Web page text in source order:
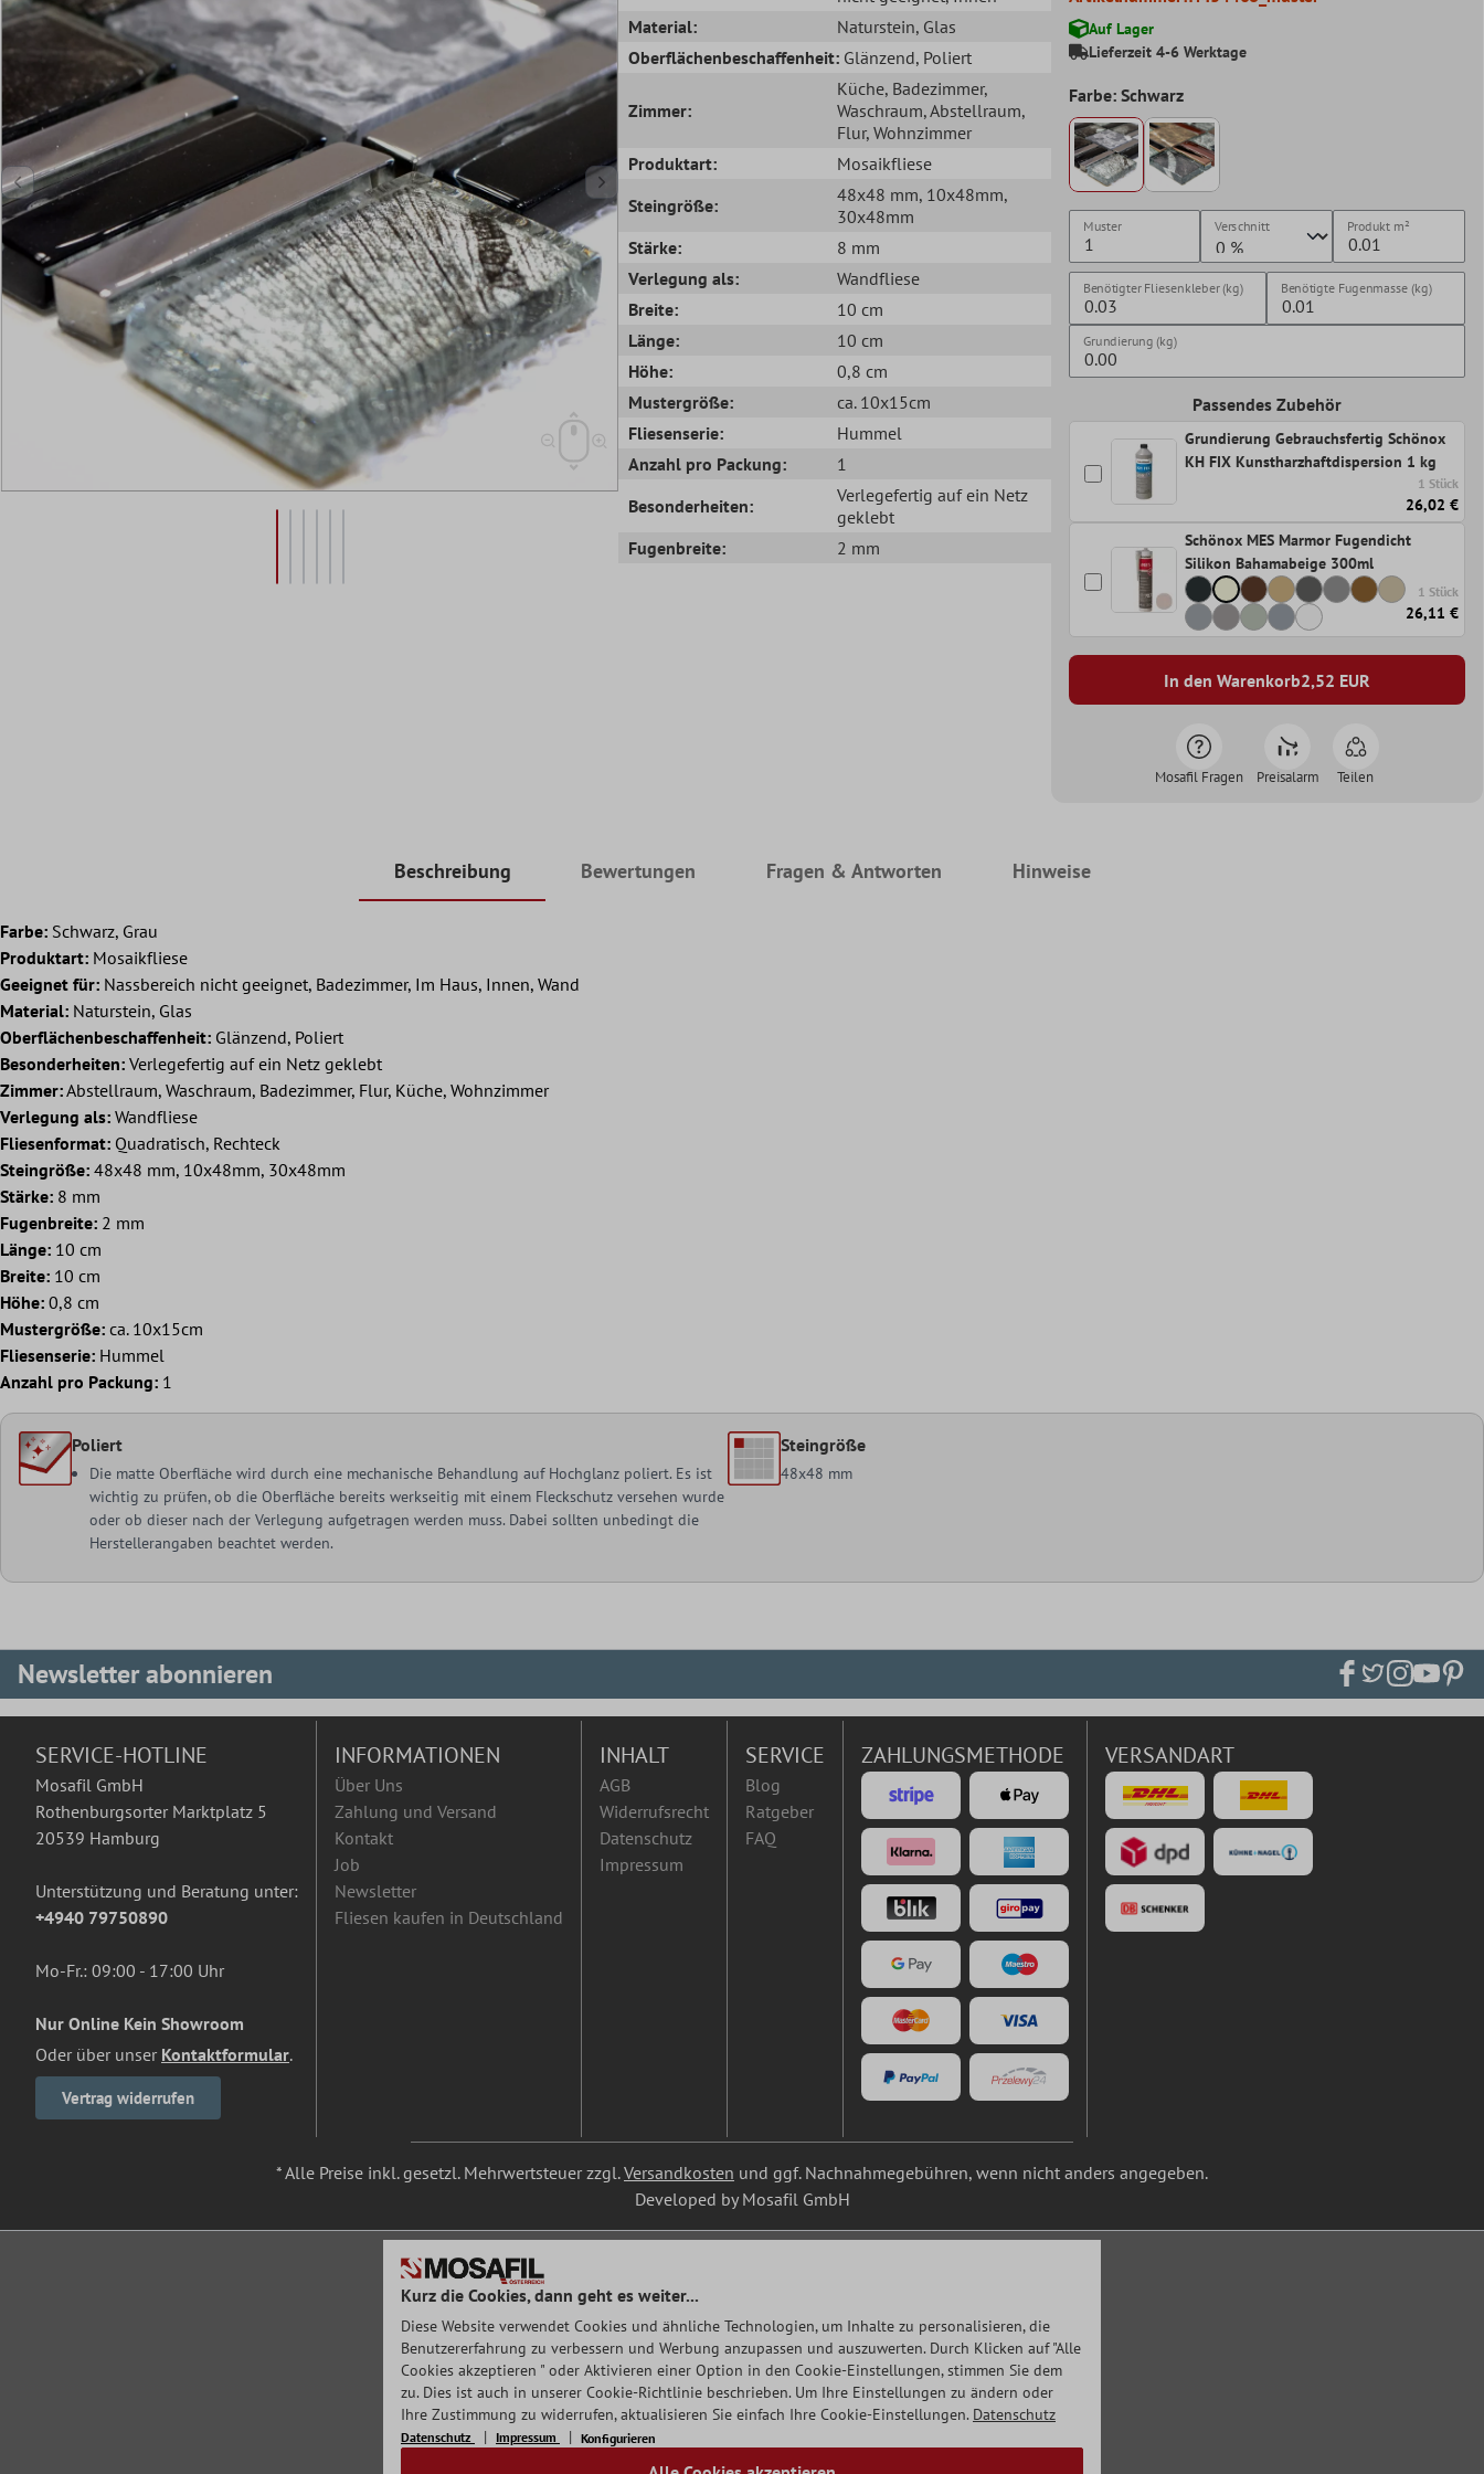
Material:
Naturstein, Glas
Oberflächenbeschaffenheit: Glänzend, Poliert
Zimmer:
Küche, Badezimmer,
Waschraum, Abstellraum,
Flur, Wohnzimmer
Produktart:
Mosaikfliese
Steingröße:
48x48 mm, 10x48mm,
30x48mm
Stärke:
8 mm
Verlegung als:
Wandfliese
Breite:
10 cm
Länge:
10 cm
Höhe:
0,8 cm
Mustergröße:
ca. 10x15cm
Fliesenserie:
Hummel
Anzahl pro Packung:
1
Besonderheiten:
Verlegefertig auf ein Netz
geklebt
Fugenbreite:
2 mm
Auf Lager
Lieferzeit 4-6 Werktage
Farbe: Schwarz
Muster Verschnitt Produkt m²
Benötigter Fliesenkleber (kg) Benötigte Fugenmasse (kg)
Grundierung (kg)
Passendes Zubehör
Grundierung Gebrauchsfertig Schönox
KH FIX Kunstharzhaftdispersion 1 kg
1 Stück
26,02 €
Schönox MES Marmor Fugendicht
Silikon Bahamabeige 300ml
1 Stück
26,11 €
In den Warenkorb2,52 EUR
Mosafil Fragen Preisalarm Teilen
Beschreibung Bewertungen Fragen & Antworten Hinweise
Farbe: Schwarz, Grau
Produktart: Mosaikfliese
Geeignet für: Nassbereich nicht geeignet, Badezimmer, Im Haus, Innen, Wand
Material: Naturstein, Glas
Oberflächenbeschaffenheit: Glänzend, Poliert
Besonderheiten: Verlegefertig auf ein Netz geklebt
Zimmer:Abstellraum, Waschraum, Badezimmer, Flur, Küche, Wohnzimmer
Verlegung als: Wandfliese
Fliesenformat: Quadratisch, Rechteck
Steingröße: 48x48 mm, 10x48mm, 30x48mm
Stärke: 8 mm
Fugenbreite: 2 mm
Länge: 10 cm
Breite: 10 cm
Höhe: 0,8 cm
Mustergröße: ca. 10x15cm
Fliesenserie: Hummel
Anzahl pro Packung: 1
Poliert
Die matte Oberfläche wird durch eine mechanische Behandlung auf Hochglanz poliert. Es ist
wichtig zu prüfen, ob die Oberfläche bereits werkseitig mit einem Fleckschutz versehen wurde
oder ob dieser nach der Verlegung aufgetragen werden muss. Dabei sollten unbedingt die
Herstellerangaben beachtet werden.
Steingröße
48x48 mm
Newsletter abonnieren
SERVICE-HOTLINE
Mosafil GmbH
Rothenburgsorter Marktplatz 5
20539 Hamburg
Unterstützung und Beratung unter:
+4940 79750890
Mo-Fr.: 09:00 - 17:00 Uhr
Nur Online Kein Showroom
Oder über unser Kontaktformular.
Vertrag widerrufen
INFORMATIONEN
Über Uns
Zahlung und Versand
Kontakt
Job
Newsletter
Fliesen kaufen in Deutschland
INHALT
AGB
Widerrufsrecht
Datenschutz
Impressum
SERVICE
Blog
Ratgeber
FAQ
ZAHLUNGSMETHODE VERSANDART
* Alle Preise inkl. gesetzl. Mehrwertsteuer zzgl.Versandkosten und ggf. Nachnahmegebühren, wenn nicht anders angegeben.
Developed by Mosafil GmbH
Kurz die Cookies, dann geht es weiter...
Diese Website verwendet Cookies und ähnliche Technologien, um Inhalte zu personalisieren, die
Benutzererfahrung zu verbessern und Werbung anzupassen und auszuwerten. Durch Klicken auf "Alle
Cookies akzeptieren " oder Aktivieren einer Option in den Cookie-Einstellungen, stimmen Sie dem
zu. Dies ist auch in unserer Cookie-Richtlinie beschrieben. Um Ihre Einstellungen zu ändern oder
Ihre Zustimmung zu widerrufen, aktualisieren Sie einfach Ihre Cookie-Einstellungen. Datenschutz
Datenschutz Impressum Konfigurieren